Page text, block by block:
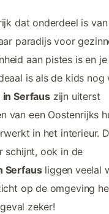
dat onderdeel is van
paradijs voor
aan pistes is en
is als de kids nog
Serfauszijn uiterst
van een Oostenrijks
in het interieur.
schijnt, ook in de
Serfausliggen veelal
op de omgeving
zeker!